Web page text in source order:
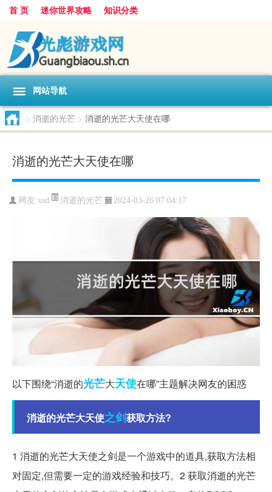
首 页 迷你世界攻略 知识分类
网站导航
> 消逝的光芒 > 消逝的光芒大天使在哪
消逝的光芒大天使在哪
网友:xsd 消逝的光芒 2024-03-26 07:04:17
以下围绕“消逝的光芒大天使在哪”主题解决网友的困惑
消逝的光芒大天使之剑获取方法?
1 消逝的光芒大天使之剑是一个游戏中的道具,获取方法相
对固定,但需要一定的游戏经验和技巧。2 获取消逝的光芒